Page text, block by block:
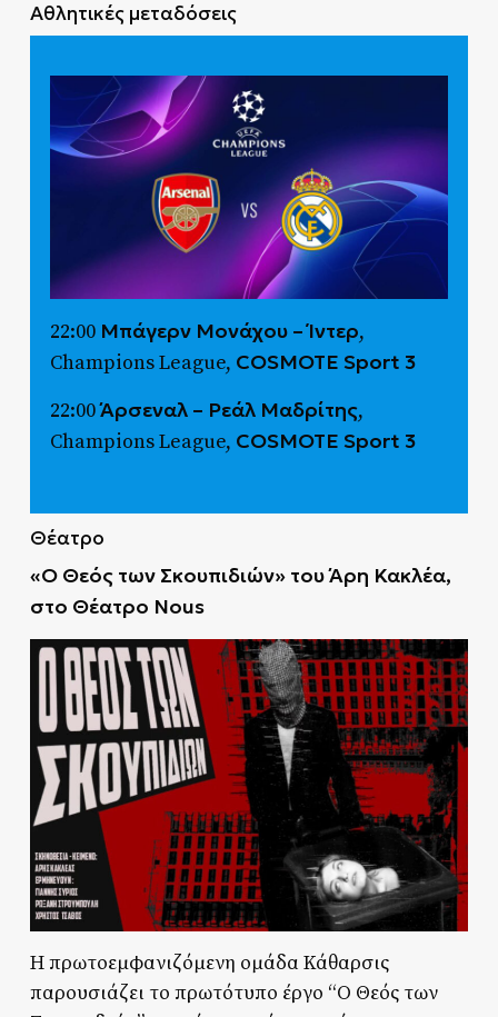
Αθλητικές μεταδόσεις
22:00 Μπάγερν Μονάχου – Ίντερ,
Champions League, COSMOTE Sport 3
22:00Άρσεναλ – Ρεάλ Μαδρίτης,
Champions League, COSMOTE Sport 3
Θέατρο
«Ο Θεός των Σκουπιδιών» του Άρη Κακλέα,
στο Θέατρο Nous
Η πρωτοεμφανιζόμενη ομάδα Κάθαρσις
παρουσιάζει το πρωτότυπο έργο “Ο Θεός των